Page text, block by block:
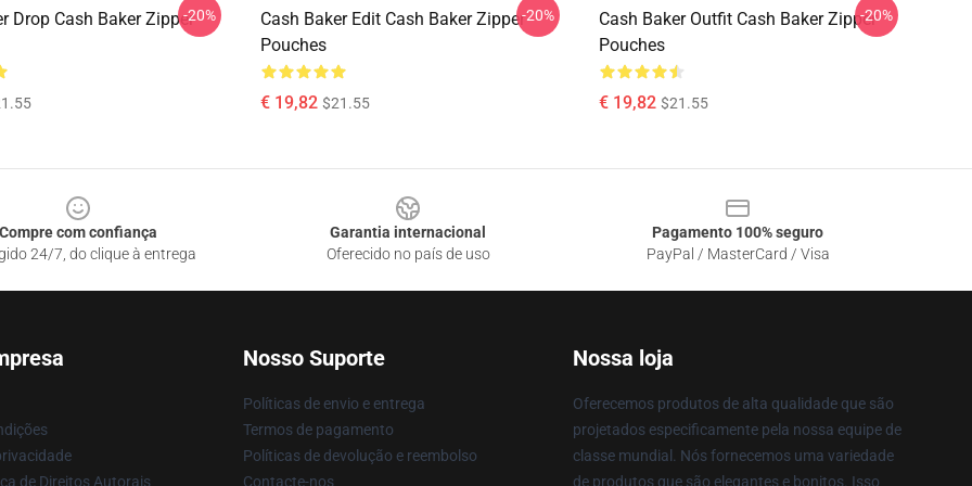
Drop Cash Baker Zipper-20%
Cash Baker Edit Cash Baker Zipper
Pouches
€ 19,82 $21.55
-20%
Cash Baker Outfit Cash Baker Zipper
Pouches
€ 19,82 $21.55
-20%
Compre com confiança
24/7, do clique à entrega
Garantia internacional
Oferecido no país de uso
Pagamento 100% seguro
PayPal / MasterCard / Visa
de Direitos Autorais
Nosso Suporte
Políticas de envio e entrega
Termos de pagamento
Políticas de devolução e reembolso
Contacte-nos
Nossa loja
Oferecemos produtos de alta qualidade que são
projetados especificamente pela nossa equipe de
classe mundial. Nós fornecemos uma variedade
de produtos que são elegantes e bonitos. Isso